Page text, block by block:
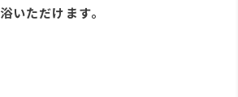
いただけます。